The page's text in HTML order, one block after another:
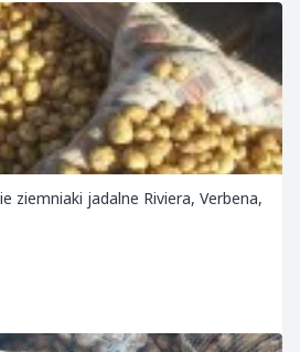
ziemniaki jadalne Riviera, Verbena,